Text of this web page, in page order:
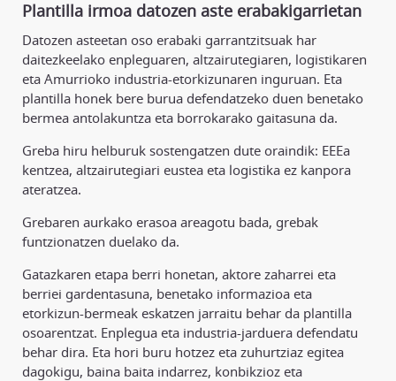
Plantilla irmoa datozen aste erabakigarrietan
Datozen asteetan oso erabaki garrantzitsuak har
daitezkeelako enpleguaren, altzairutegiaren, logistikaren
eta Amurrioko industria-etorkizunaren inguruan. Eta
plantilla honek bere burua defendatzeko duen benetako
bermea antolakuntza eta borrokarako gaitasuna da.
Greba hiru helburuk sostengatzen dute oraindik: EEEa
kentzea, altzairutegiari eustea eta logistika ez kanpora
ateratzea.
Grebaren aurkako erasoa areagotu bada, grebak
funtzionatzen duelako da.
Gatazkaren etapa berri honetan, aktore zaharrei eta
berriei gardentasuna, benetako informazioa eta
etorkizun-bermeak eskatzen jarraitu behar da plantilla
osoarentzat. Enplegua eta industria-jarduera defendatu
behar dira. Eta hori buru hotzez eta zuhurtziaz egitea
dagokigu, baina baita indarrez, konbikzioz eta